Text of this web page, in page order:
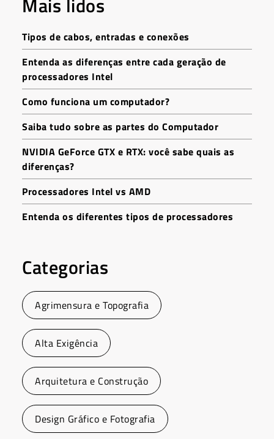
Tipos de cabos, entradas e conexões
Entenda as diferenças entre cada geração de
processadores Intel
Como funciona um computador?
Saiba tudo sobre as partes do Computador
NVIDIA GeForce GTX e RTX: você sabe quais as
diferenças?
Processadores Intel vs AMD
Entenda os diferentes tipos de processadores
Categorias
Agrimensura e Topografia
Alta Exigência
Arquitetura e Construção
Design Gráfico e Fotografia